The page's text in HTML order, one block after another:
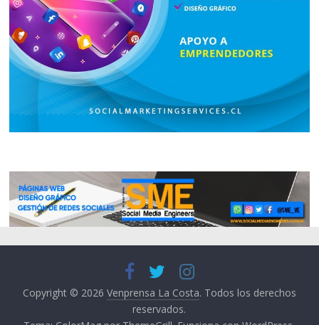
Copyright © 2026 Venprensa La Costa. Todos los derechos
reservados.